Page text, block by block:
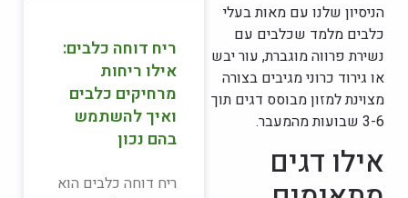
הניסיון שלנו עם מאות בעלי
כלבים מלמד שכלבים עם
נשירת פרווה מוגברת, עור יבש
או גירוד כרוני מגיבים בצורה
מצוינת למזון מבוסס דגים תוך
3-6 שבועות מהמעבר.
אילו דגים
ריח דוחה כלבים:
אילו ריחות
מרחיקים כלבים
ואיך להשתמש
בהם נכון
ריח דוחה כלבים הוא